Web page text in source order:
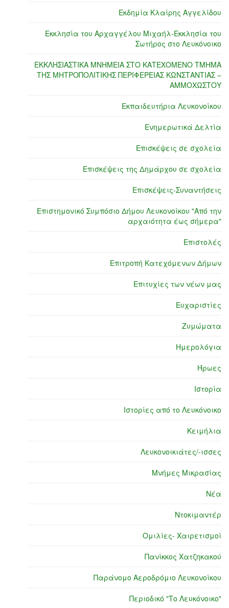
Εκδημία Κλαίρης Αγγελίδου
Εκκλησία του Αρχαγγέλου Μιχαήλ-Εκκλησία του
Σωτήρος στο Λευκόνοικο
ΕΚΚΛΗΣΙΑΣΤΙΚΑ ΜΝΗΜΕΙΑ ΣΤΟ ΚΑΤΕΧΟΜΕΝΟ ΤΜΗΜΑ
ΤΗΣ ΜΗΤΡΟΠΟΛΙΤΙΚΗΣ ΠΕΡΙΦΕΡΕΙΑΣ ΚΩΝΣΤΑΝΤΙΑΣ –
ΑΜΜΟΧΩΣΤΟΥ
Εκπαιδευτήρια Λευκονοίκου
Ενημερωτικά Δελτία
Επισκέψεις σε σχολεία
Επισκέψεις της Δημάρχου σε σχολεία
Επισκέψεις-Συναντήσεις
Επιστημονικό Συμπόσιο Δήμου Λευκονοίκου "Από την
αρχαιότητα έως σήμερα"
Επιστολές
Επιτροπή Κατεχόμενων Δήμων
Επιτυχίες των νέων μας
Ευχαριστίες
Ζυμώματα
Ημερολόγια
Ήρωες
Ιστορία
Ιστορίες από το Λευκόνοικο
Κειμήλια
Λευκονοικιάτες/-ισσες
Μνήμες Μικρασίας
Νέα
Ντοκιμαντέρ
Ομιλίες- Χαιρετισμοί
Πανίκκος Χατζηκακού
Παράνομο Αεροδρόμιο Λευκονοίκου
Περιοδικό "Το Λευκόνοικο"